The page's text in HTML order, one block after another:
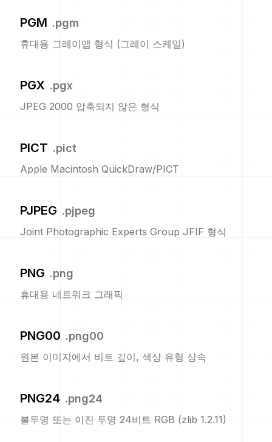
PGM .pgm
휴대용 그레이맵 형식 (그레이 스케일)
PGX .pgx
JPEG 2000 압축되지 않은 형식
PICT .pict
Apple Macintosh QuickDraw/PICT
PJPEG .pjpeg
Joint Photographic Experts Group JFIF 형식
PNG .png
휴대용 네트워크 그래픽
PNG00 .png00
원본 이미지에서 비트 깊이, 색상 유형 상속
PNG24 .png24
불투명 또는 이진 투명 24비트 RGB (zlib 1.2.11)